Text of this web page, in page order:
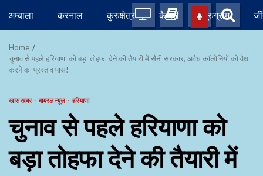
content
अम्बाला करनाल कुरुक्षेत्र कैथल गुरुग्राम
Home
चुनाव से पहले हरियाणा को बड़ा तोहफा देने की तैयारी में सैनी सरकार, अवैध कॉलोनियों को वैध
करने का प्रस्ताव पास!
खास खबर वायरल न्यूज़ हरियाणा
चुनाव से पहले हरियाणा को
बड़ा तोहफा देने की तैयारी में